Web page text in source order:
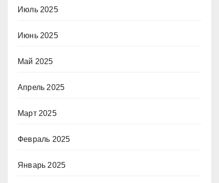
Июль 2025
Июнь 2025
Май 2025
Апрель 2025
Март 2025
Февраль 2025
Январь 2025